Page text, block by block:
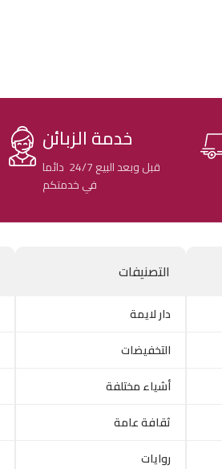
خدمة الزبائن
قبل وبعد البيع 24/7 دائما
في خدمتكم
التصنيفات
دار لايمة
التخفيضات
أشياء مختلفة
ثقافة عامة
روايات